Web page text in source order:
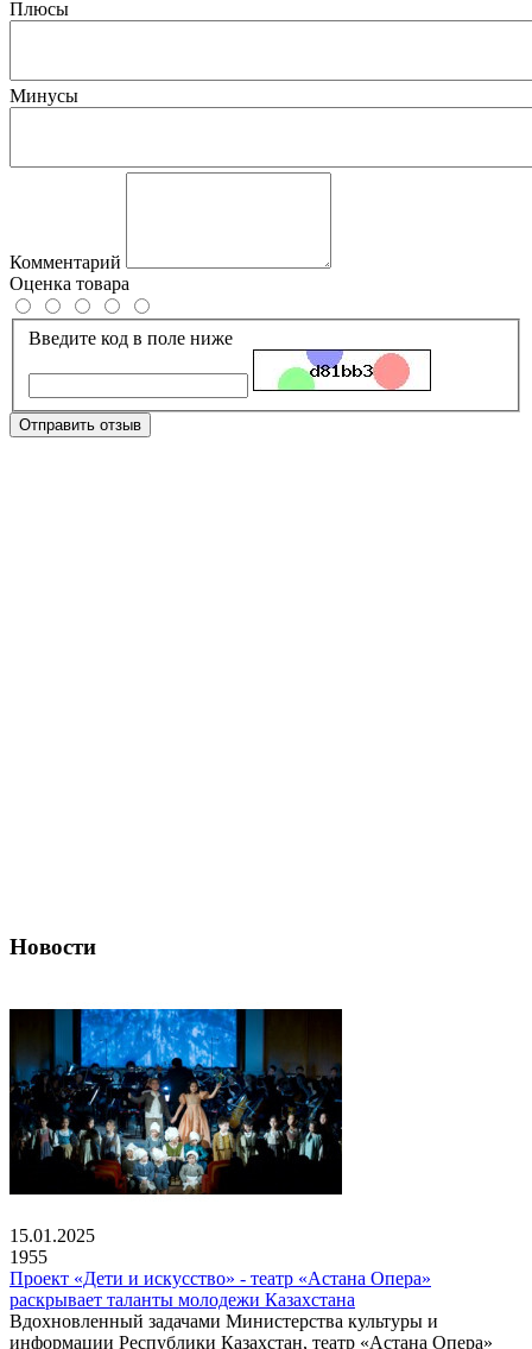
Плюсы
Минусы
Комментарий
Оценка товара
Введите код в поле ниже
Отправить отзыв
Новости
15.01.2025
1955
Проект «Дети и искусство» - театр «Астана Опера»
раскрывает таланты молодежи Казахстана
Вдохновленный задачами Министерства культуры и
информации Республики Казахстан, театр «Астана Опера»